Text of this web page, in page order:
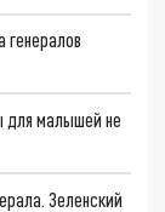
для малышей не
Зеленский